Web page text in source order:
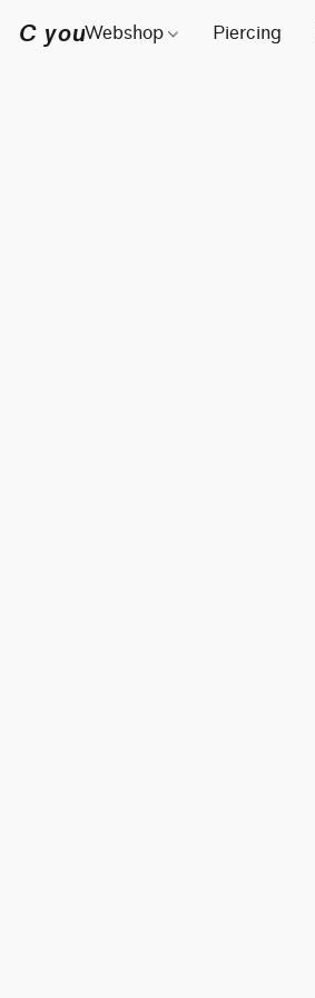
C youWebshop Piercing